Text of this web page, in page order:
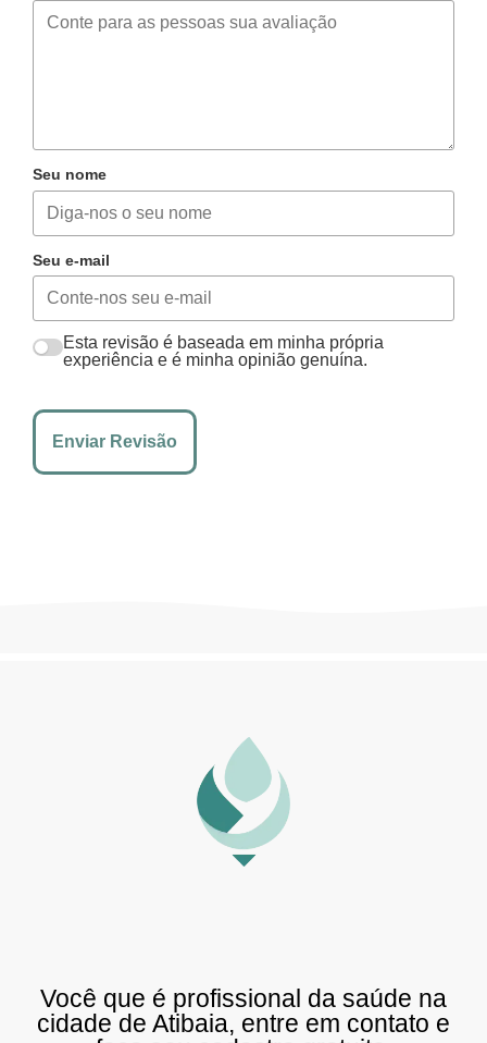
Seu nome
Seu e-mail
Esta revisão é baseada em minha própria
experiência e é minha opinião genuína.
Enviar Revisão
Você que é profissional da saúde na
cidade de Atibaia, entre em contato e